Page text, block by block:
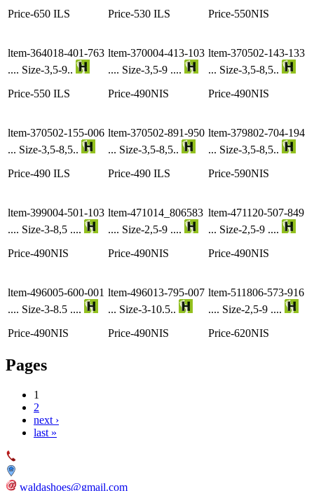
Price-650 ILS
Price-530 ILS
Price-550NIS
ltem-364018-401-763
.... Size-3,5-9..
Price-550 ILS
ltem-370004-413-103
.... Size-3,5-9 ....
Price-490NIS
ltem-370502-143-133
... Size-3,5-8,5..
Price-490NIS
ltem-370502-155-006
... Size-3,5-8,5..
Price-490 ILS
ltem-370502-891-950
... Size-3,5-8,5..
Price-490 ILS
ltem-379802-704-194
... Size-3,5-8,5..
Price-590NIS
ltem-399004-501-103
.... Size-3-8,5 ....
Price-490NIS
ltem-471014_806583
.... Size-2,5-9 ....
Price-490NIS
ltem-471120-507-849
... Size-2,5-9 ....
Price-490NIS
ltem-496005-600-001
.... Size-3-8.5 ....
Price-490NIS
ltem-496013-795-007
... Size-3-10.5..
Price-490NIS
ltem-511806-573-916
.... Size-2,5-9 ....
Price-620NIS
Pages
1
2
next ›
last »
waldashoes@gmail.com